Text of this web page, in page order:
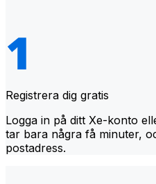
Registrera dig gratis
Logga in på ditt Xe-konto
tar bara några få minuter,
postadress.